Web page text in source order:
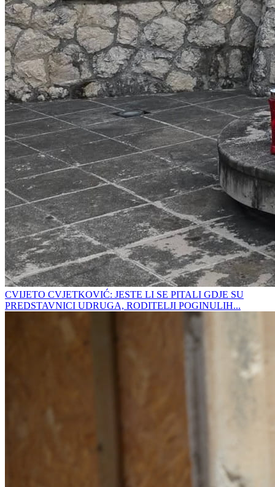
CVIJETO CVJETKOVIĆ: JESTE LI SE PITALI GDJE SU
PREDSTAVNICI UDRUGA, RODITELJI POGINULIH...